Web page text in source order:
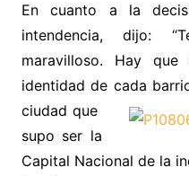
En cuanto a la
intendencia, dijo:
maravilloso. Hay
identidad de cada
ciudad que
supo ser la
Capital Nacional de la